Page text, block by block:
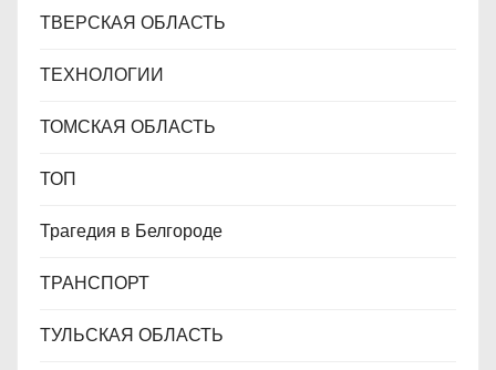
ТВЕРСКАЯ ОБЛАСТЬ
ТЕХНОЛОГИИ
ТОМСКАЯ ОБЛАСТЬ
ТОП
Трагедия в Белгороде
ТРАНСПОРТ
ТУЛЬСКАЯ ОБЛАСТЬ